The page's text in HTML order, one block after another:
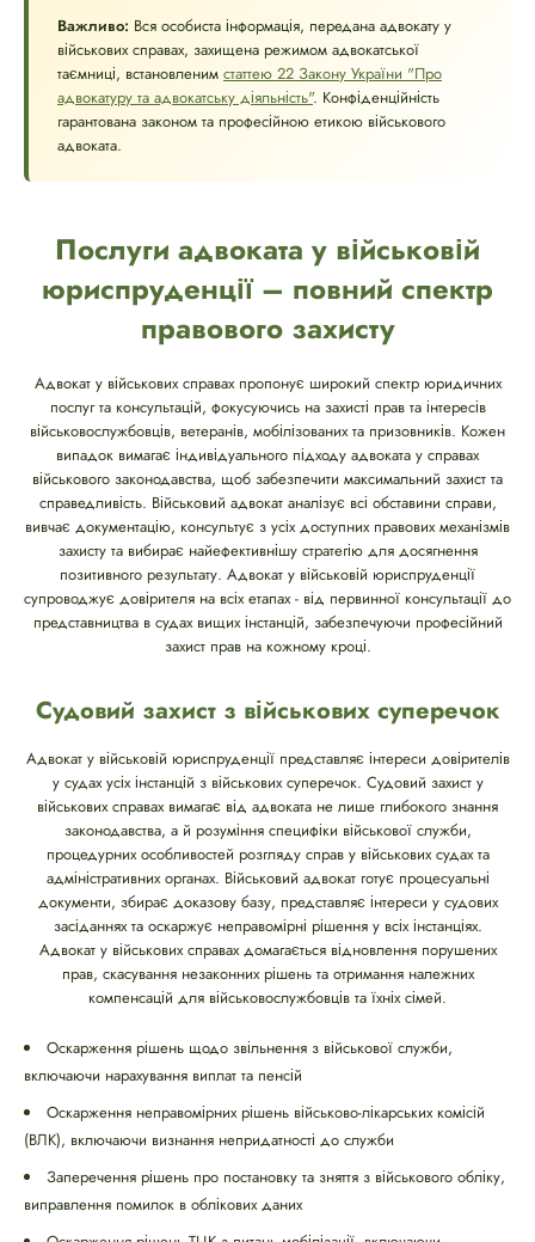
Важливо: Вся особиста інформація, передана адвокату у
військових справах, захищена режимом адвокатської
таємниці, встановленим статтею 22 Закону України "Про
адвокатуру та адвокатську діяльність". Конфіденційність
гарантована законом та професійною етикою військового
адвоката.
Послуги адвоката у військовій
юриспруденції – повний спектр
правового захисту
Адвокат у військових справах пропонує широкий спектр юридичних
послуг та консультацій, фокусуючись на захисті прав та інтересів
військовослужбовців, ветеранів, мобілізованих та призовників. Кожен
випадок вимагає індивідуального підходу адвоката у справах
військового законодавства, щоб забезпечити максимальний захист та
справедливість. Військовий адвокат аналізує всі обставини справи,
вивчає документацію, консультує з усіх доступних правових механізмів
захисту та вибирає найефективнішу стратегію для досягнення
позитивного результату. Адвокат у військовій юриспруденції
супроводжує довірителя на всіх етапах - від первинної консультації до
представництва в судах вищих інстанцій, забезпечуючи професійний
захист прав на кожному кроці.
Судовий захист з військових суперечок
Адвокат у військовій юриспруденції представляє інтереси довірителів
у судах усіх інстанцій з військових суперечок. Судовий захист у
військових справах вимагає від адвоката не лише глибокого знання
законодавства, а й розуміння специфіки військової служби,
процедурних особливостей розгляду справ у військових судах та
адміністративних органах. Військовий адвокат готує процесуальні
документи, збирає доказову базу, представляє інтереси у судових
засіданнях та оскаржує неправомірні рішення у всіх інстанціях.
Адвокат у військових справах домагається відновлення порушених
прав, скасування незаконних рішень та отримання належних
компенсацій для військовослужбовців та їхніх сімей.
Оскарження рішень щодо звільнення з військової служби,
включаючи нарахування виплат та пенсій
Оскарження неправомірних рішень військово-лікарських комісій
(ВЛК), включаючи визнання непридатності до служби
Заперечення рішень про постановку та зняття з військового обліку,
виправлення помилок в облікових даних